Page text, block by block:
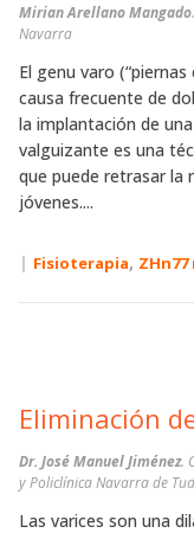
Mirian Arellano Mangado
Navarra
El genu varo
causa frecuente de
la implantación de
valguizante es una
que puede retrasar la
jóvenes....
| Fisioterapia, ZHn77
Eliminación
Dr. José Manuel Jiménez.
y Policlínica Navarra de
Las varices son una